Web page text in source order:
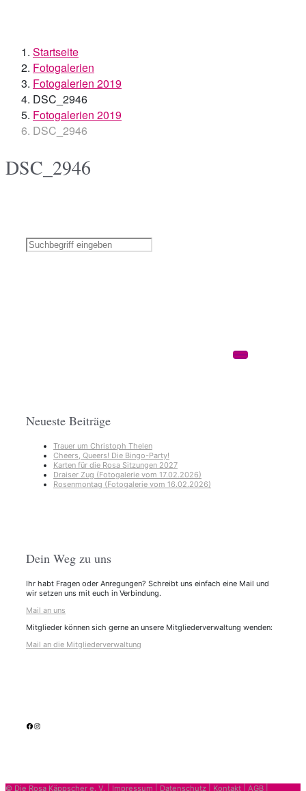
Startseite
Fotogalerien
Fotogalerien 2019
DSC_2946
Fotogalerien 2019
DSC_2946
DSC_2946
Neueste Beiträge
Trauer um Christoph Thelen
Cheers, Queers! Die Bingo-Party!
Karten für die Rosa Sitzungen 2027
Draiser Zug (Fotogalerie vom 17.02.2026)
Rosenmontag (Fotogalerie vom 16.02.2026)
Dein Weg zu uns
Ihr habt Fragen oder Anregungen? Schreibt uns einfach eine Mail und
wir setzen uns mit euch in Verbindung.
Mail an uns
Mitglieder können sich gerne an unsere Mitgliederverwaltung wenden:
Mail an die Mitgliederverwaltung
facebook
Instagram
© Die Rosa Käppscher e. V. | Impressum Datenschutz Kontakt AGB